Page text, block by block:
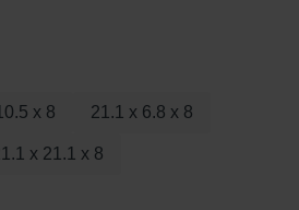
x 8 21.1 x 6.8 x 8
x 21.1 x 8